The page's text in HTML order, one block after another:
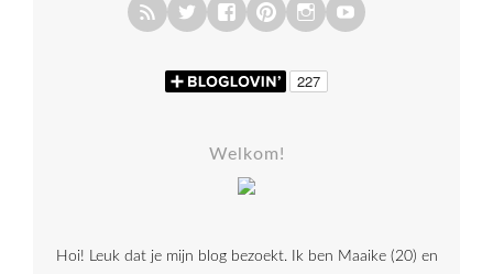
Welkom!
Hoi! Leuk dat je mijn blog bezoekt. Ik ben Maaike (20) en